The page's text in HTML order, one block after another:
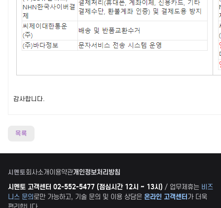
감사합니다.
목록
시멘토회사소개이용약관개인정보처리방침
시멘토 고객센터 02-552-5477 (점심시간 12시 ~ 13시) / 업무제휴는 비즈
니스 문의로만 가능하고, 기술 문의 및 이용 상담은 온라인 고객센터가 더욱